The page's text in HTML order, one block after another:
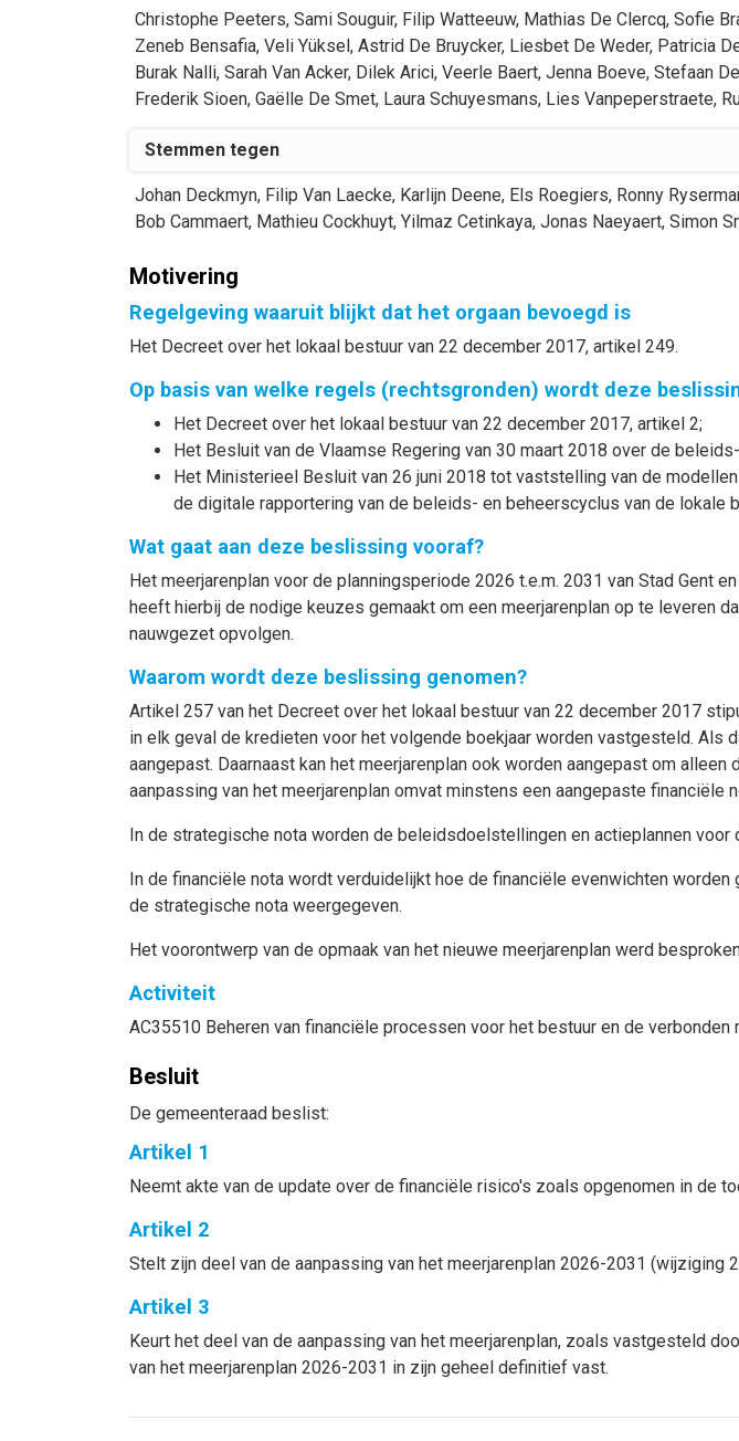
Christophe Peeters, Sami Souguir, Filip Watteeuw, Mathias De Clercq, Sofie
Zeneb Bensafia, Veli Yüksel, Astrid De Bruycker, Liesbet De Weder, Patricia
Burak Nalli, Sarah Van Acker, Dilek Arici, Veerle Baert, Jenna Boeve, Stefaan
Frederik Sioen, Gaëlle De Smet, Laura Schuyesmans, Lies Vanpeperstraete,
Stemmen tegen
Johan Deckmyn, Filip Van Laecke, Karlijn Deene, Els Roegiers, Ronny
Bob Cammaert, Mathieu Cockhuyt, Yilmaz Cetinkaya, Jonas Naeyaert, Simon
Motivering
Regelgeving waaruit blijkt dat het orgaan bevoegd is
Het Decreet over het lokaal bestuur van 22 december 2017, artikel 249.
Op basis van welke regels (rechtsgronden) wordt deze
Het Decreet over het lokaal bestuur van 22 december 2017, artikel 2;
Het Besluit van de Vlaamse Regering van 30 maart 2018 over de
Het Ministerieel Besluit van 26 juni 2018 tot vaststelling van de
de digitale rapportering van de beleids- en beheerscyclus van de lokale
Wat gaat aan deze beslissing vooraf?
Het meerjarenplan voor de planningsperiode 2026 t.e.m. 2031 van Stad Gent
heeft hierbij de nodige keuzes gemaakt om een meerjarenplan op te leveren
nauwgezet opvolgen.
Waarom wordt deze beslissing genomen?
Artikel 257 van het Decreet over het lokaal bestuur van 22 december 2017
in elk geval de kredieten voor het volgende boekjaar worden vastgesteld. Als
aangepast. Daarnaast kan het meerjarenplan ook worden aangepast om
aanpassing van het meerjarenplan omvat minstens een aangepaste
In de strategische nota worden de beleidsdoelstellingen en actieplannen
In de financiële nota wordt verduidelijkt hoe de financiële evenwichten
de strategische nota weergegeven.
Het voorontwerp van de opmaak van het nieuwe meerjarenplan werd
Activiteit
AC35510 Beheren van financiële processen voor het bestuur en de verbonden
Besluit
De gemeenteraad beslist:
Artikel 1
Neemt akte van de update over de financiële risico's zoals opgenomen in de
Artikel 2
Stelt zijn deel van de aanpassing van het meerjarenplan 2026-2031
Artikel 3
Keurt het deel van de aanpassing van het meerjarenplan, zoals vastgesteld
van het meerjarenplan 2026-2031 in zijn geheel definitief vast.